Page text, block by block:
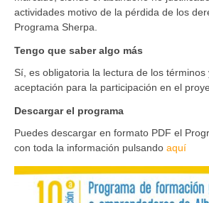
actividades motivo de la pérdida de los
Programa Sherpa.
Tengo que saber algo más
Sí, es obligatoria la lectura de los términos
aceptación para la participación en el
Descargar el programa
Puedes descargar en formato PDF el
con toda la información pulsando aquí